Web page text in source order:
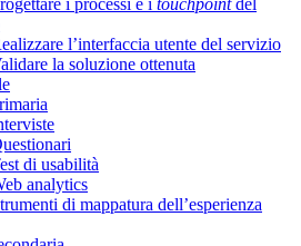
l’interfaccia utente del servizio
la soluzione ottenuta
di usabilità
analytics
di mappatura dell’esperienza